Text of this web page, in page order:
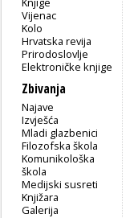
Vijenac
Kolo
Hrvatska revija
Prirodoslovlje
Elektroničke knjige
Zbivanja
Najave
Izvješća
Mladi glazbenici
Filozofska škola
Komunikološka
škola
Medijski susreti
Knjižara
Galerija